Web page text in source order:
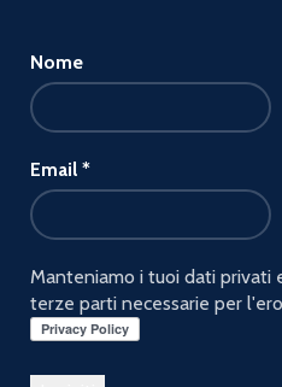
Nome
Email *
Manteniamo i tuoi dati privati
terze parti necessarie per